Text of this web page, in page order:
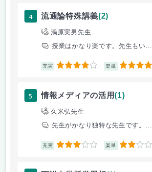
4 流通論特殊講義(2)
渦原実男先生
授業はかなり楽です。先生もい...
充実 4 楽単 4
5 情報メディアの活用(1)
久米弘先生
先生がかなり独特な先生です。...
充実 3 楽単 2